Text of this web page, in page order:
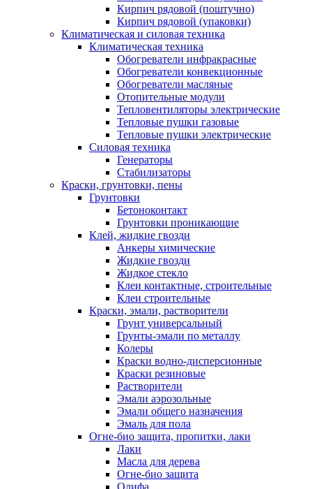
Кирпич рядовой (поштучно)
Кирпич рядовой (упаковки)
Климатическая и силовая техника
Климатическая техника
Обогреватели инфракрасные
Обогреватели конвекционные
Обогреватели масляные
Отопительные модули
Тепловентиляторы электрические
Тепловые пушки газовые
Тепловые пушки электрические
Силовая техника
Генераторы
Стабилизаторы
Краски, грунтовки, пены
Грунтовки
Бетоноконтакт
Грунтовки проникающие
Клей, жидкие гвозди
Анкеры химические
Жидкие гвозди
Жидкое стекло
Клеи контактные, строительные
Клеи строительные
Краски, эмали, растворители
Грунт универсальный
Грунты-эмали по металлу
Колеры
Краски водно-дисперсионные
Краски резиновые
Растворители
Эмали аэрозольные
Эмали общего назначения
Эмаль для пола
Огне-био защита, пропитки, лаки
Лаки
Масла для дерева
Огне-био защита
Олифа